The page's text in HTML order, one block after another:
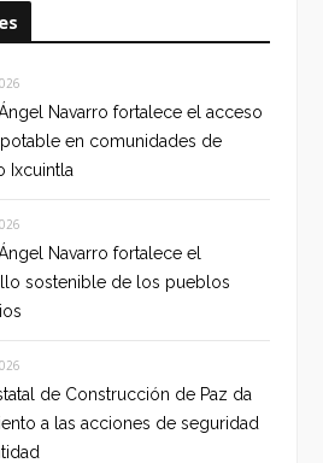
Navarro fortalece el acceso
en comunidades de
Ixcuintla
Navarro fortalece el
sostenible de los pueblos
de Construcción de Paz da
a las acciones de seguridad